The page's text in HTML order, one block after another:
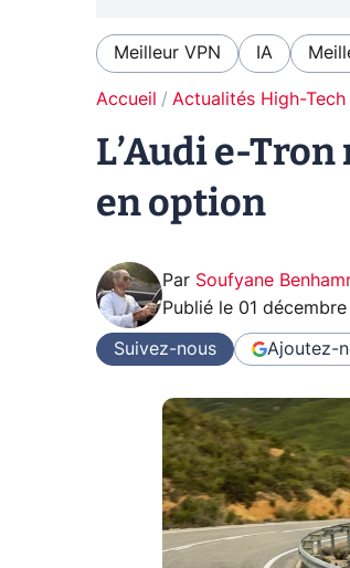
Meilleur VPN IA
Accueil Actualités High-Tech
L’Audi e-
en option
Par Soufyane
Publié le 01
Suivez-nous Ajoutez-